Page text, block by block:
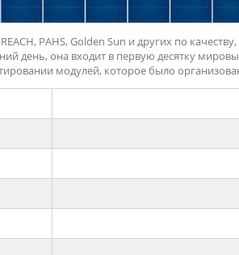
REACH, PAHS, Golden Sun и других по
день, она входит в первую десятку
модулей, которое было